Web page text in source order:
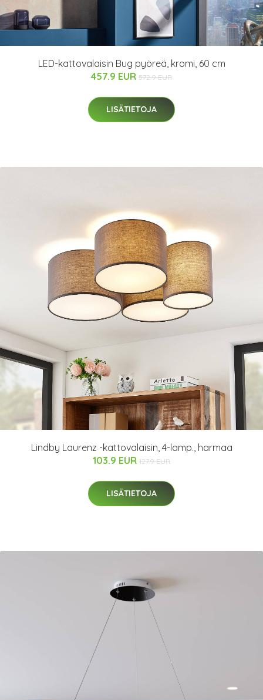
LED-kattovalaisin Bug pyöreä, kromi, 60 cm
457.9 EUR 572.9 EUR
LISÄTIETOJA
Lindby Laurenz -kattovalaisin, 4-lamp., harmaa
103.9 EUR 127.9 EUR
LISÄTIETOJA